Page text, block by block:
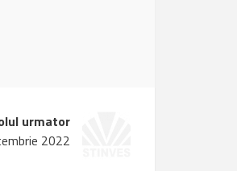
urmator
2022